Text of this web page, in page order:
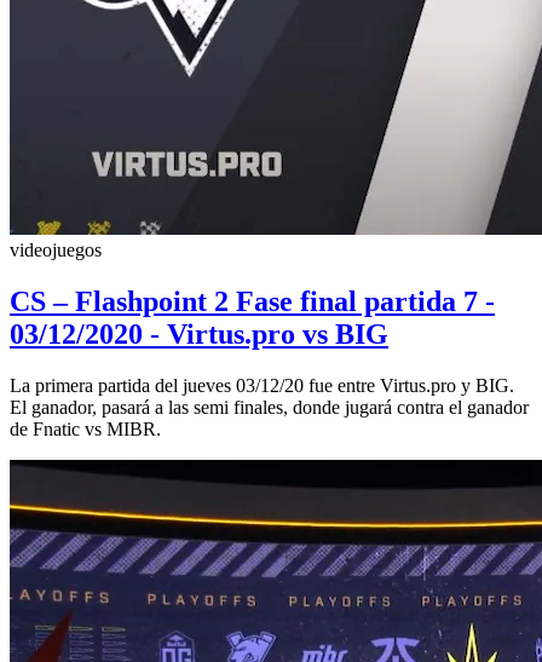
videojuegos
CS – Flashpoint 2 Fase final partida 7 -
03/12/2020 - Virtus.pro vs BIG
La primera partida del jueves 03/12/20 fue entre Virtus.pro y BIG.
El ganador, pasará a las semi finales, donde jugará contra el ganador
de Fnatic vs MIBR.